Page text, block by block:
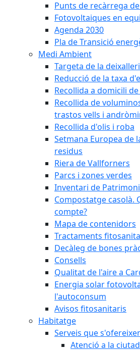
Punts de recàrrega
Fotovoltaiques en
Agenda 2030
Pla de Transició
Medi Ambient
Targeta de la
Reducció de la taxa
Recollida a domicili
Recollida de
trastos vells i
Recollida d'olis i roba
Setmana Europea de
residus
Riera de Vallforners
Parcs i zones verdes
Inventari de
Compostatge casolà.
compte?
Mapa de contenidors
Tractaments
Decàleg de bones
Consells
Qualitat de l'aire a
Energia solar
l'autoconsum
Avisos fitosanitaris
Habitatge
Serveis que
Atenció a la